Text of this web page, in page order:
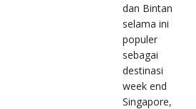
dan Bintan
selama ini
populer
sebagai
destinasi
week end
Singapore,